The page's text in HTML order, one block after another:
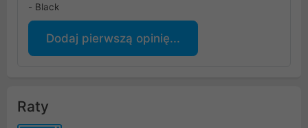
- Black
Dodaj pierwszą opinię...
Raty